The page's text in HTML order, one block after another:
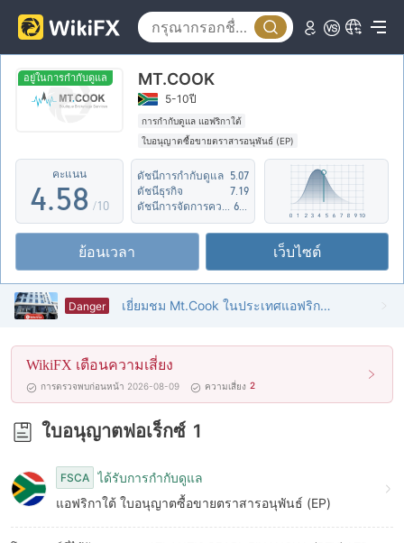
อยู่ในการกำกับดูแล MT.COOK
5-10ปี
การกำกับดูแล แอฟริกาใต้
ใบอนุญาตซื้อขายตราสารอนุพันธ์ (EP)
กลุ่มธุรกิจที่ต้องสงสัย
ระวังความเสี่ยงอันตรายที่อาจจะซ่อนอยู่
คะแนน
0
1
3
4
5
6
7
8
9
.
0
1
2
4
5
6
7
8
9
3
4
5
7
8
9
/10
ดัชนีการกำกับดูแล 5.07
ดัชนีธุรกิจ
7.19
ย้อนเวลา เว็บไซต์
Danger เยี่ยมชม Mt.Cook ในประเทศแอฟริกาใต้ - ไม่พบสำนักงาน
WikiFX เตือนความเสี่ยง
การตรวจพบก่อนหน้า 2026-08-09 ความเสี่ยง 2
ใบอนุญาตฟอเร็กซ์ 1
FSCA ได้รับการกำกับดูแล
แอฟริกาใต้ ใบอนุญาตซื้อขายตราสารอนุพันธ์ (EP)